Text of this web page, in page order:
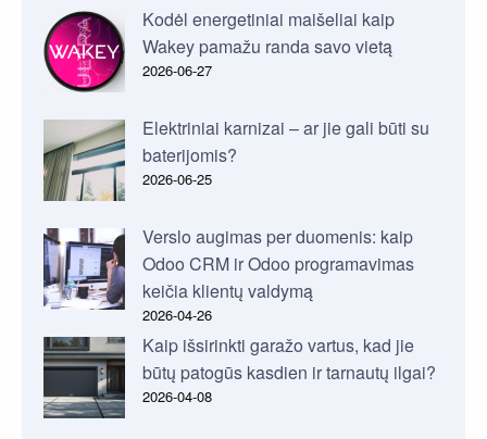
Kodėl energetiniai maišeliai kaip
Wakey pamažu randa savo vietą
2026-06-27
Elektriniai karnizai – ar jie gali būti su
baterijomis?
2026-06-25
Verslo augimas per duomenis: kaip
Odoo CRM ir Odoo programavimas
keičia klientų valdymą
2026-04-26
Kaip išsirinkti garažo vartus, kad jie
būtų patogūs kasdien ir tarnautų ilgai?
2026-04-08